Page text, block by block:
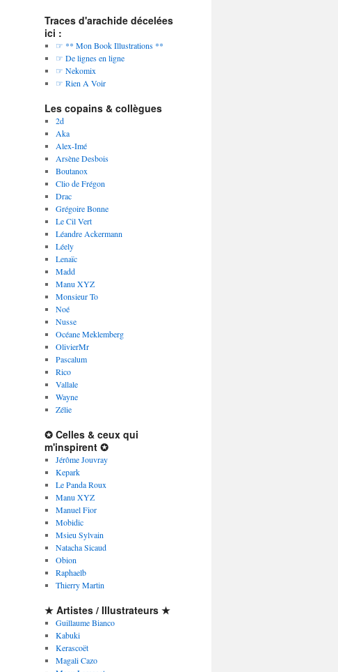
Traces d'arachide décelées
ici :
☞ ** Mon Book Illustrations **
☞ De lignes en ligne
☞ Nekomix
☞ Rien A Voir
Les copains & collègues
2d
Aka
Alex-Imé
Arsène Desbois
Boutanox
Clio de Frégon
Drac
Grégoire Bonne
Le Cil Vert
Léandre Ackermann
Léely
Lenaïc
Madd
Manu XYZ
Monsieur To
Noé
Nusse
Océane Meklemberg
OlivierMr
Pascalum
Rico
Vallale
Wayne
Zélie
✪ Celles & ceux qui
m'inspirent ✪
Jérôme Jouvray
Kepark
Le Panda Roux
Manu XYZ
Manuel Fior
Mobidic
Msieu Sylvain
Natacha Sicaud
Obion
Raphaelb
Thierry Martin
★ Artistes / Illustrateurs ★
Guillaume Bianco
Kabuki
Kerascoët
Magali Cazo